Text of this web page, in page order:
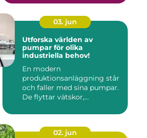
03. jun
Utforska världen av
pumpar för olika
industriella behov!
En modern
produktionsanläggning står
och faller med sina pumpar.
De flyttar vätskor,...
02. jun